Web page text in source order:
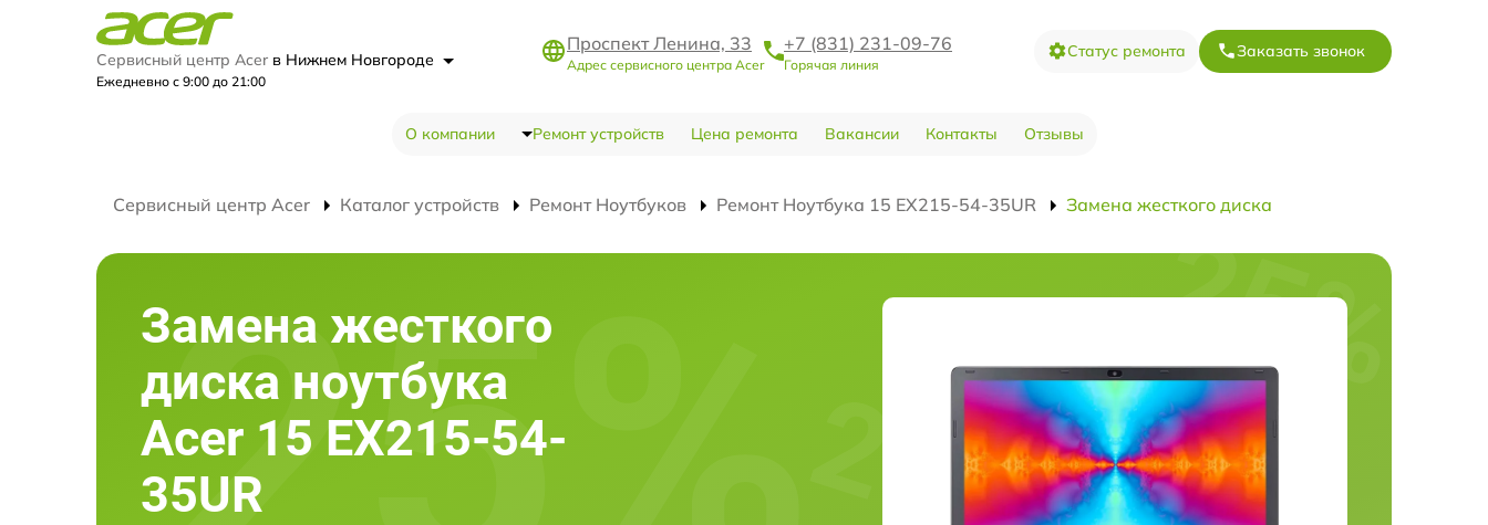
Сервисный центр Acer в Нижнем Новгороде
Ежедневно с 9:00 до 21:00
Проспект Ленина, 33
Адрес сервисного центра Acer
+7 (831) 231-09-76
Горячая линия
Статус ремонта Заказать звонок
О компании Ремонт устройств Цена ремонта Вакансии Контакты Отзывы
Сервисный центр Acer Каталог устройств Ремонт Ноутбуков Ремонт Ноутбука 15 EX215-54-35UR Замена жесткого диска
Замена жесткого
диска ноутбука
Acer 15 EX215-54-
35UR